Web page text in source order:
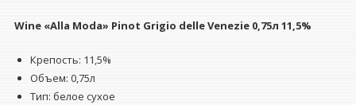
Wine «Alla Moda» Pinot Grigio delle Venezie 0,75л 11,5%
Крепость: 11,5%
Объем: 0,75л
Тип: белое сухое